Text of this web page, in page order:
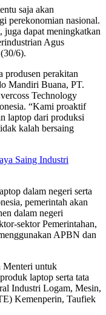
saja akan
perekonomian nasional.
juga dapat meningkatkan
Agus
6).
produsen perakitan
Mandiri Buana, PT.
Technology
“Kami proaktif
laptop dari produksi
kalah bersaing
Saing Industri
dalam negeri serta
pemerintah akan
dalam negeri
sektor Pemerintahan,
APBN dan
Menteri untuk
laptop serta tata
Industri Logam, Mesin,
Kemenperin, Taufiek